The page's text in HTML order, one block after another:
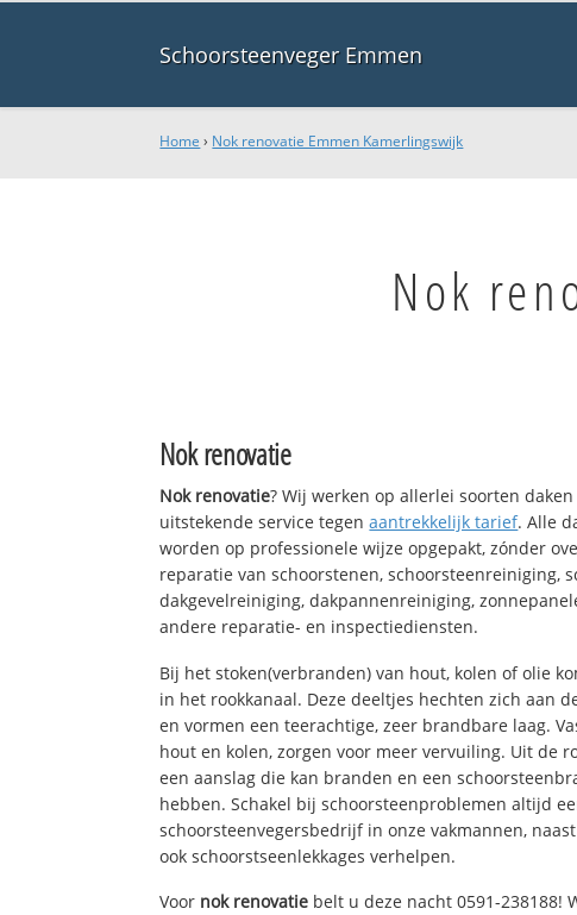
Schoorsteenveger Emmen
Home › Nok renovatie Emmen Kamerlingswijk
Nok
Nok renovatie
Nok renovatie? Wij werken op allerlei soorten
uitstekende service tegenaantrekkelijk tarief. Alle
worden op professionele wijze opgepakt, zónder
reparatie van schoorstenen, schoorsteenreiniging,
dakgevelreiniging, dakpannenreiniging,
andere reparatie- en inspectiediensten.
Bij het stoken(verbranden) van hout, kolen of olie
in het rookkanaal. Deze deeltjes hechten zich aan
en vormen een teerachtige, zeer brandbare laag.
hout en kolen, zorgen voor meer vervuiling. Uit de
een aanslag die kan branden en een
hebben. Schakel bij schoorsteenproblemen altijd
schoorsteenvegersbedrijf in onze vakmannen,
ook schoorstseenlekkages verhelpen.
Voor nok renovatie belt u deze nacht 0591-238188!